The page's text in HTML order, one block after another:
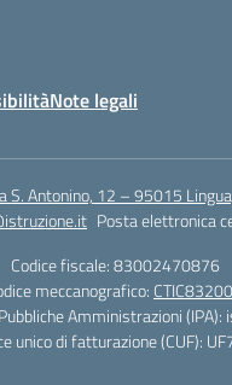
Note legali
S. Antonino, 12 – 95015
Posta elettronica
Codice fiscale: 83002470876
meccanografico:
Amministrazioni (IPA):
unico di fatturazione (CUF):